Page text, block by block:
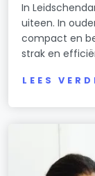
In
uiteen. In
compact en
strak en
LEES